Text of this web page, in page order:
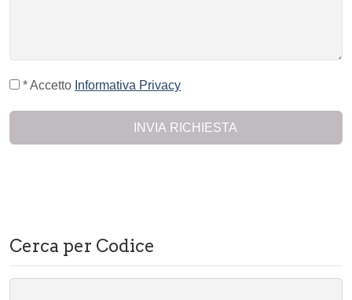
* Accetto Informativa Privacy
INVIA RICHIESTA
Cerca per Codice